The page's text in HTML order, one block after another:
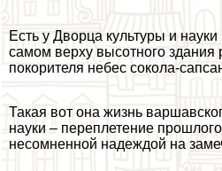
Есть у Дворца культуры и
самом верху высотного здания
покорителя небес сокола-
Такая вот она жизнь
науки – переплетение
несомненной надеждой на